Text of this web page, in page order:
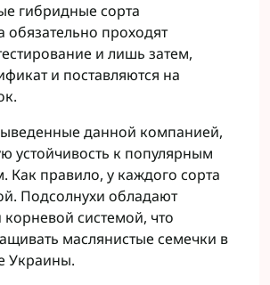
гибридные сорта
обязательно проходят
и лишь затем,
и поставляются на
данной компанией,
устойчивость к популярным
Как правило, у каждого сорта
Подсолнухи обладают
корневой системой, что
маслянистые семечки в
Украины.